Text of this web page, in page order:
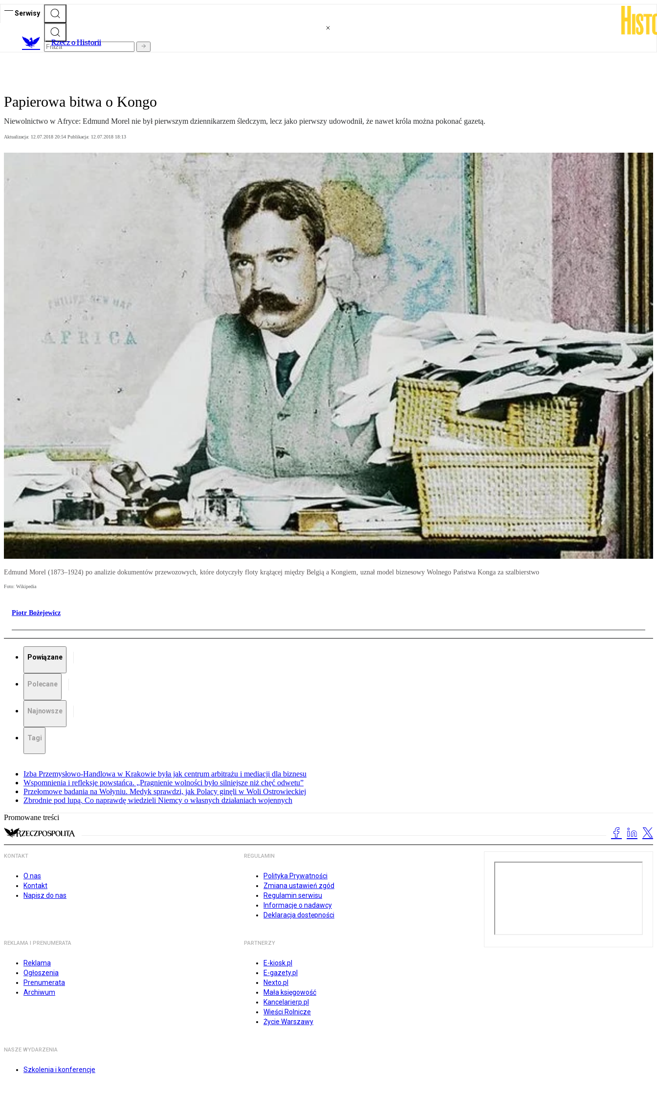
Serwisy
Rzecz o Historii
Papierowa bitwa o Kongo
Niewolnictwo w Afryce: Edmund Morel nie był pierwszym dziennikarzem śledczym, lecz jako pierwszy udowodnił, że nawet króla można pokonać gazetą.
Aktualizacja: 12.07.2018 20:54 Publikacja: 12.07.2018 18:13
Edmund Morel (1873–1924) po analizie dokumentów przewozowych, które dotyczyły floty krążącej między Belgią a Kongiem, uznał model biznesowy Wolnego Państwa Konga za szalbierstwo
Foto: Wikipedia
Piotr Bożejewicz
Powiązane
Polecane
Najnowsze
Tagi
Izba Przemysłowo-Handlowa w Krakowie była jak centrum arbitrażu i mediacji dla biznesu
Wspomnienia i refleksje powstańca. „Pragnienie wolności było silniejsze niż chęć odwetu”
Przełomowe badania na Wołyniu. Medyk sprawdzi, jak Polacy ginęli w Woli Ostrowieckiej
Zbrodnie pod lupą. Co naprawdę wiedzieli Niemcy o własnych działaniach wojennych
Promowane treści
KONTAKT
O nas
Kontakt
Napisz do nas
REGULAMIN
Polityka Prywatności
Zmiana ustawień zgód
Regulamin serwisu
Informacje o nadawcy
Deklaracja dostępności
REKLAMA I PRENUMERATA
Reklama
Ogłoszenia
Prenumerata
Archiwum
PARTNERZY
E-kiosk.pl
E-gazety.pl
Nexto.pl
Mała księgowość
Kancelarierp.pl
Wieści Rolnicze
Życie Warszawy
NASZE WYDARZENIA
Szkolenia i konferencje